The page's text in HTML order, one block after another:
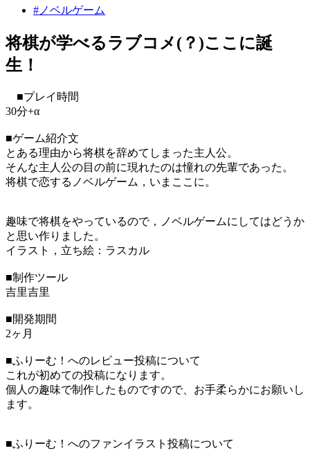
#ノベルゲーム
将棋が学べるラブコメ(？)ここに誕
生！
■プレイ時間
30分+α
■ゲーム紹介文
とある理由から将棋を辞めてしまった主人公。
そんな主人公の目の前に現れたのは憧れの先輩であった。
将棋で恋するノベルゲーム，いまここに。
趣味で将棋をやっているので，ノベルゲームにしてはどうか
と思い作りました。
イラスト，立ち絵：ラスカル
■制作ツール
吉里吉里
■開発期間
2ヶ月
■ふりーむ！へのレビュー投稿について
これが初めての投稿になります。
個人の趣味で制作したものですので、お手柔らかにお願いし
ます。
■ふりーむ！へのファンイラスト投稿について